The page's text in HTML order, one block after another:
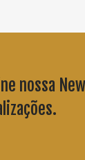
nossa